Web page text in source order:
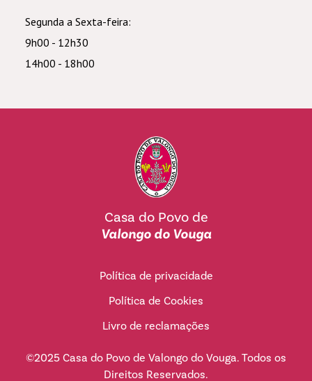
Segunda a Sexta-feira:
9h00 - 12h30
14h00 - 18h00
Casa do Povo de
Valongo do Vouga
Política de privacidade
Política de Cookies
Livro de reclamações
©2025 Casa do Povo de Valongo do Vouga. Todos os
Direitos Reservados.